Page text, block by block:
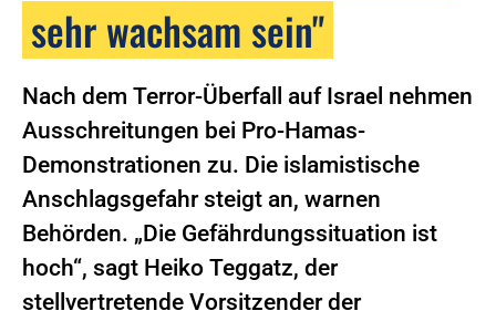
sehr wachsam sein"
Nach dem Terror-Überfall auf Israel nehmen
Ausschreitungen bei Pro-Hamas-
Demonstrationen zu. Die islamistische
Anschlagsgefahr steigt an, warnen
Behörden. „Die Gefährdungssituation ist
hoch“, sagt Heiko Teggatz, der
stellvertretende Vorsitzender der